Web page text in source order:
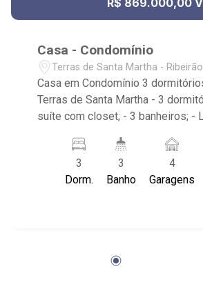
R$ 869.000,00 V
Casa - Condomínio
Terras de Santa Martha -
Casa em Condomínio 3
Terras de Santa Martha - 3
suíte com closet; - 3 banheiros; -
Área de Serviço; - Quintal; -
Jardim; - Churrasqueira; - Piscina;
sendo 2 cobertas; - Condomínio
Localizado próximo ao Blue
3
Dorm.
3
Banho
4
Garagens